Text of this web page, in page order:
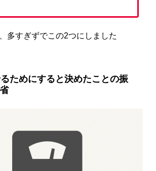
多すぎずでこの2つにしました
ためにすると決めたことの振